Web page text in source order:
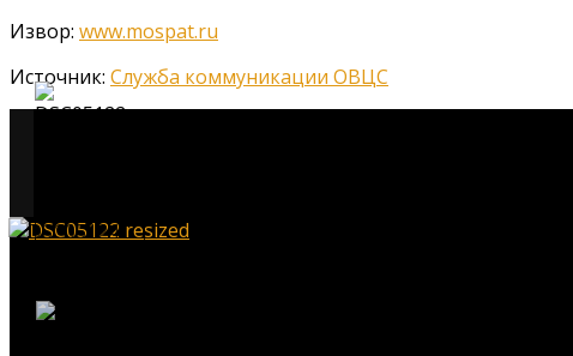
Извор: www.mospat.ru
Источник: Служба коммуникации ОВЦС